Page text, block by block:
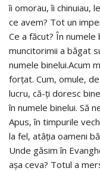
îi omorau, îi chinuiau,
ce avem? Tot un
Ce a făcut? În
muncitorimii a băgat
numele binelui.Acum
forţat. Cum, omule,
lucru, că-ţi doresc
în numele binelui. Să
Apus, în timpurile
la fel, atâţia oameni
Unde găsim în
aşa ceva? Totul a